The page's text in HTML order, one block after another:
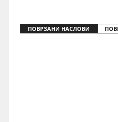
ПОВРЗАНИ НАСЛОВИ